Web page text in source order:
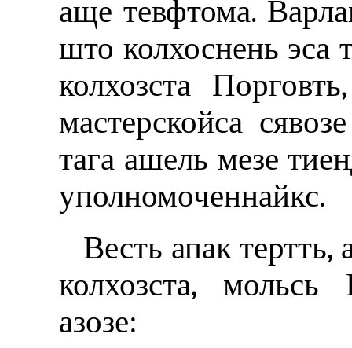
аще тевфтома.
што колхоснень эса
колхозста
мастерскойса
тага ашель мезе
уполномоченнайкс.
Весть апак
колхозста,
азозе: